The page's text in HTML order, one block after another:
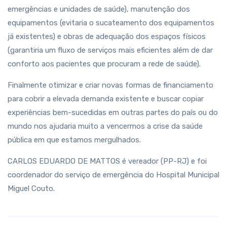
emergências e unidades de saúde), manutenção dos
equipamentos (evitaria o sucateamento dos equipamentos
já existentes) e obras de adequação dos espaços físicos
(garantiria um fluxo de serviços mais eficientes além de dar
conforto aos pacientes que procuram a rede de saúde).
Finalmente otimizar e criar novas formas de financiamento
para cobrir a elevada demanda existente e buscar copiar
experiências bem-sucedidas em outras partes do país ou do
mundo nos ajudaria muito a vencermos a crise da saúde
pública em que estamos mergulhados.
CARLOS EDUARDO DE MATTOS é vereador (PP-RJ) e foi
coordenador do serviço de emergência do Hospital Municipal
Miguel Couto.